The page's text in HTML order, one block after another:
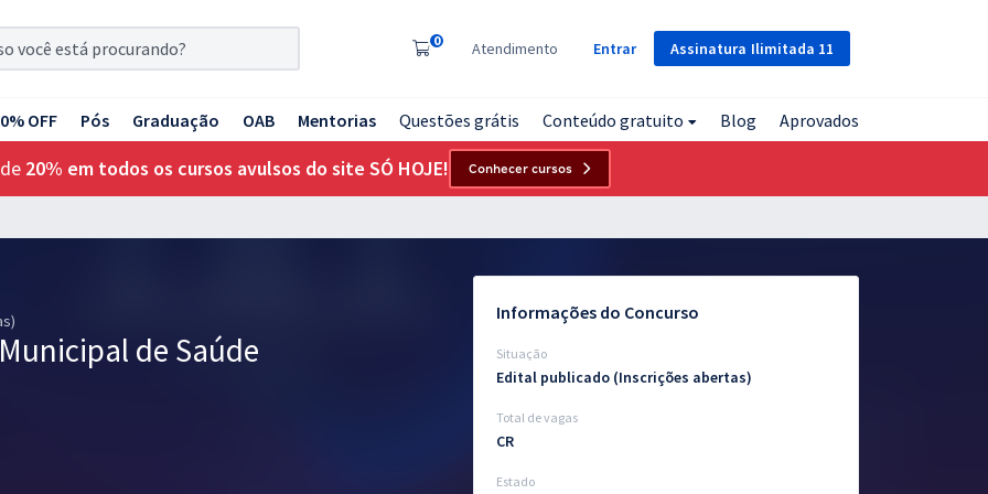
Assinatura Ilimitada 11
0 Atendimento Entrar
OFF Pós Graduação OAB Mentorias Questões grátis Conteúdo gratuito Blog Aprovados
20% em todos os cursos avulsos do site SÓ HOJE! Conhecer cursos
de Saúde
Informações do Concurso
Situação
Edital publicado (Inscrições abertas)
Total de vagas
CR
Estado